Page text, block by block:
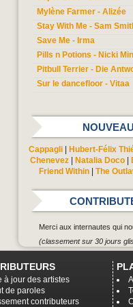
Mylène Farmer - Alizée
Stay With Me - Sam
Save Me - Irma
Pills n Potions - Nicki
Pitbull Terrier - Die
Sur le dancefloor - Vitaa
Cappagli Hubert-Félix
Chenevez| Natalia Doco|
Friend Within| The
Merci aux internautes qui
(classement sur 30 jours
à jour des artistes
de paroles
contributeurs